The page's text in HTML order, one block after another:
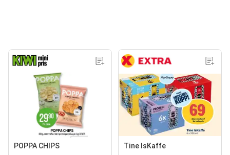
POPPA CHIPS Tine IsKaffe